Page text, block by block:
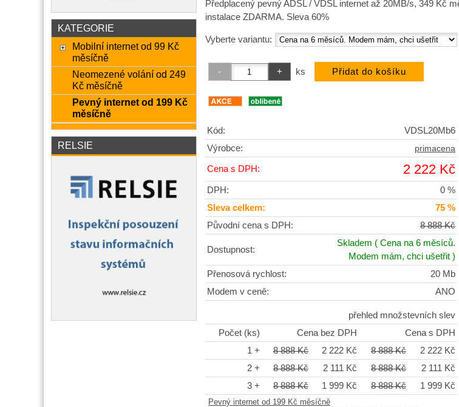
Předplacený pevný ADSL / VDSL internet až 20MB/s, 349 Kč
instalace ZDARMA. Sleva 60%
Vyberte variantu:
ks
Kód:
VDSL20Mb6
Výrobce:
primacena
Cena s DPH: 2 222 Kč
DPH:
0 %
Sleva celkem:
75 %
Původní cena s DPH:
8 888 Kč
Dostupnost:
Skladem ( Cena na 6 měsíců.
Modem mám, chci ušetřit )
Přenosová rychlost:
20 Mb
Modem v ceně:
ANO
přehled množstevních slev
Počet (ks)
Cena bez DPH
Cena s DPH
1 +
8 888 Kč 2 222 Kč 8 888 Kč
2 222 Kč
2 +
8 888 Kč 2 111 Kč 8 888 Kč
2 111 Kč
3 +
8 888 Kč 1 999 Kč 8 888 Kč 1 999 Kč
Pevný internet od 199 Kč měsíčně
KATEGORIE
Mobilní internet od 99 Kč
měsíčně
Neomezené volání od 249
Kč měsíčně
Pevný internet od 199 Kč
měsíčně
RELSIE